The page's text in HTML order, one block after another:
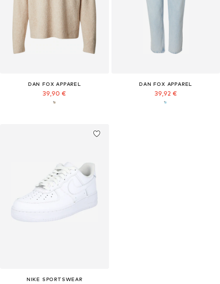
DAN FOX APPAREL
39,90 €
DAN FOX APPAREL
39,92 €
NIKE SPORTSWEAR